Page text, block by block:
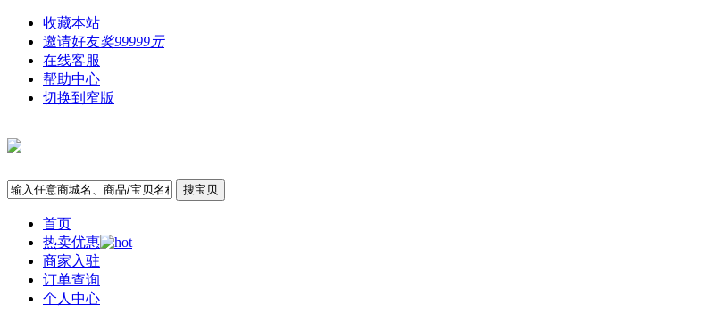
收藏本站
邀请好友奖99999元
在线客服
帮助中心
切换到窄版
搜宝贝
首页
热卖优惠
商家入驻
订单查询
个人中心